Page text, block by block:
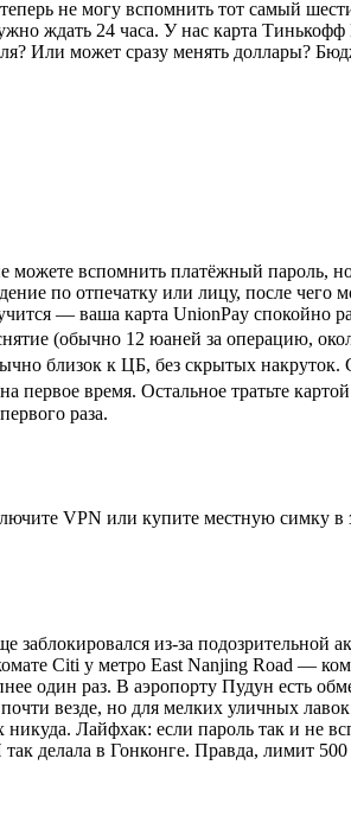
не могу вспомнить тот самый
ждать 24 часа. У нас карта
Или может сразу менять доллары?
вспомнить платёжный пароль,
по отпечатку или лицу, после чего
— ваша карта UnionPay
(обычно 12 юаней за операцию,
близок к ЦБ, без скрытых
первое время. Остальное тратьте
раза.
VPN или купите местную симку
из-за подозрительной
Citi у метро East Nanjing Road —
один раз. В аэропорту Пудун есть
везде, но для мелких уличных
Лайфхак: если пароль так и не
делала в Гонконге. Правда, лимит